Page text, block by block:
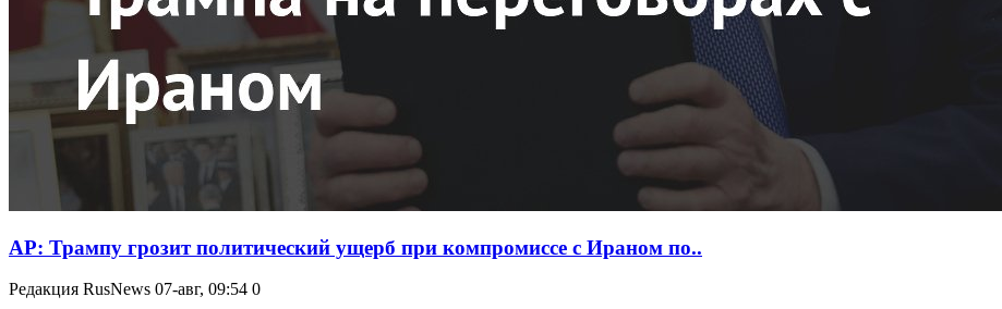
AP: Трампу грозит политический ущерб при компромиссе с Ираном по..
Редакция RusNews 07-авг, 09:54 0